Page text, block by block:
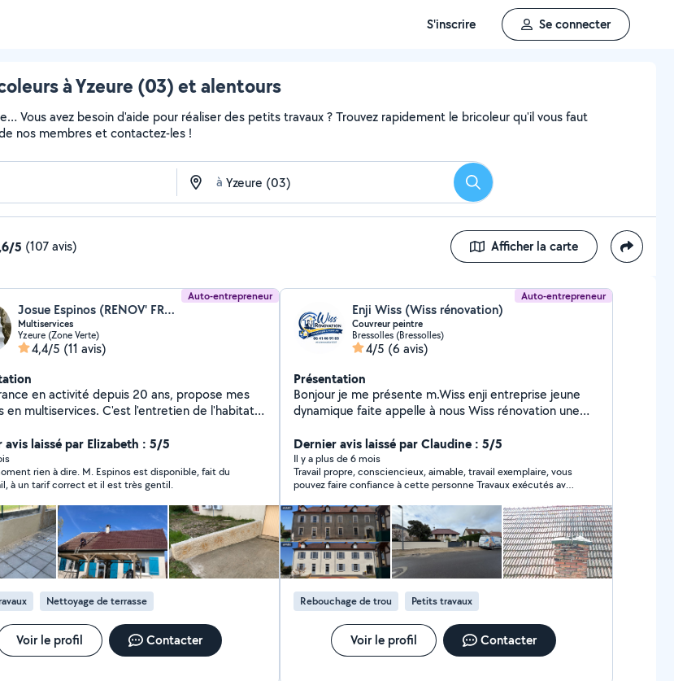
S'inscrire Se connecter
à Yzeure (03) et alentours
Vous avez besoin d'aide pour réaliser des petits travaux ? Trouvez rapidement le bricoleur qu'il vous faut
nos membres et contactez-les !
à Rechercher
5 (107 avis) Afficher la carte
Auto-entrepreneur
Josue Espinos (RENOV' FRANCE)
Multiservices
Yzeure (Zone Verte)
4,4/5 (11 avis)
en activité depuis 20 ans, propose mes
en multiservices. C'est l'entretien de l'habitat.
avis laissé par Elizabeth : 5/5
rien à dire. M. Espinos est disponible, fait du
à un tarif correct et il est très gentil.
Nettoyage de terrasse
Voir le profil Contacter
Auto-entrepreneur
Enji Wiss (Wiss rénovation)
Couvreur peintre
Bressolles (Bressolles)
4/5 (6 avis)
Présentation
Bonjour je me présente m.Wiss enji entreprise jeune
dynamique faite appelle à nous Wiss rénovation une
Dernier avis laissé par Claudine : 5/5
Il y a plus de 6 mois
Travail propre, consciencieux, aimable, travail exemplaire, vous
pouvez faire confiance à cette personne Travaux exécutés avec
accorde toute ma confiance. Merci Monsieur Enji .
Rebouchage de trou Petits travaux
Voir le profil Contacter